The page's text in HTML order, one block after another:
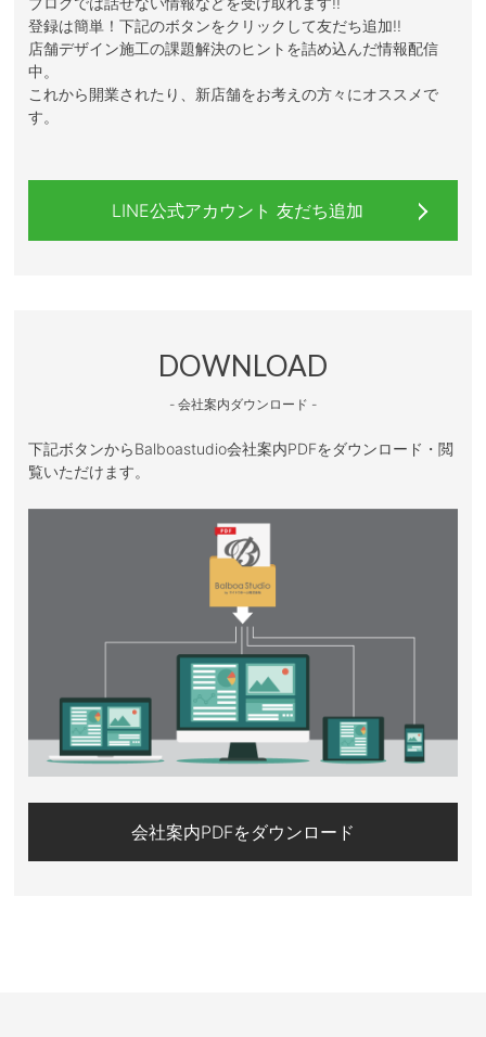
登録は簡単！下記のボタンをクリックして友だち追加!!
店舗デザイン施工の課題解決のヒントを詰め込んだ情報配信
中。
これから開業されたり、新店舗をお考えの方々にオススメで
す。
LINE公式アカウント 友だち追加
DOWNLOAD
- 会社案内ダウンロード -
下記ボタンからBalboastudio会社案内PDFをダウンロード・閲
覧いただけます。
会社案内PDFをダウンロード